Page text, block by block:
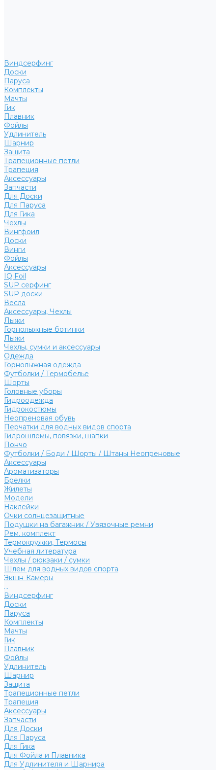
Виндсерфинг
Доски
Паруса
Комплекты
Мачты
Гик
Плавник
Фойлы
Удлинитель
Шарнир
Защита
Трапеционные петли
Трапеция
Аксессуары
Запчасти
Для Доски
Для Паруса
Для Гика
Чехлы
Вингфоил
Доски
Винги
Фойлы
Аксессуары
IQ Foil
SUP серфинг
SUP доски
Весла
Аксессуары, Чехлы
Лыжи
Горнолыжные ботинки
Лыжи
Чехлы, сумки и аксессуары
Одежда
Горнолыжная одежда
Футболки / Термобелье
Шорты
Головные уборы
Гидроодежда
Гидрокостюмы
Неопреновая обувь
Перчатки для водных видов спорта
Гидрошлемы, повязки, шапки
Пончо
Футболки / Боди / Шорты / Штаны Неопреновые
Аксессуары
Ароматизаторы
Брелки
Жилеты
Модели
Наклейки
Очки солнцезащитные
Подушки на багажник / Увязочные ремни
Рем. комплект
Термокружки, Термосы
Учебная литература
Чехлы / рюкзаки / сумки
Шлем для водных видов спорта
Экшн-Камеры
...
Виндсерфинг
Доски
Паруса
Комплекты
Мачты
Гик
Плавник
Фойлы
Удлинитель
Шарнир
Защита
Трапеционные петли
Трапеция
Аксессуары
Запчасти
Для Доски
Для Паруса
Для Гика
Для Фойла и Плавника
Для Удлинителя и Шарнира